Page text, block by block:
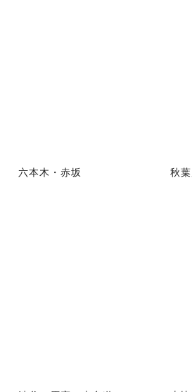
六本木・赤坂 秋